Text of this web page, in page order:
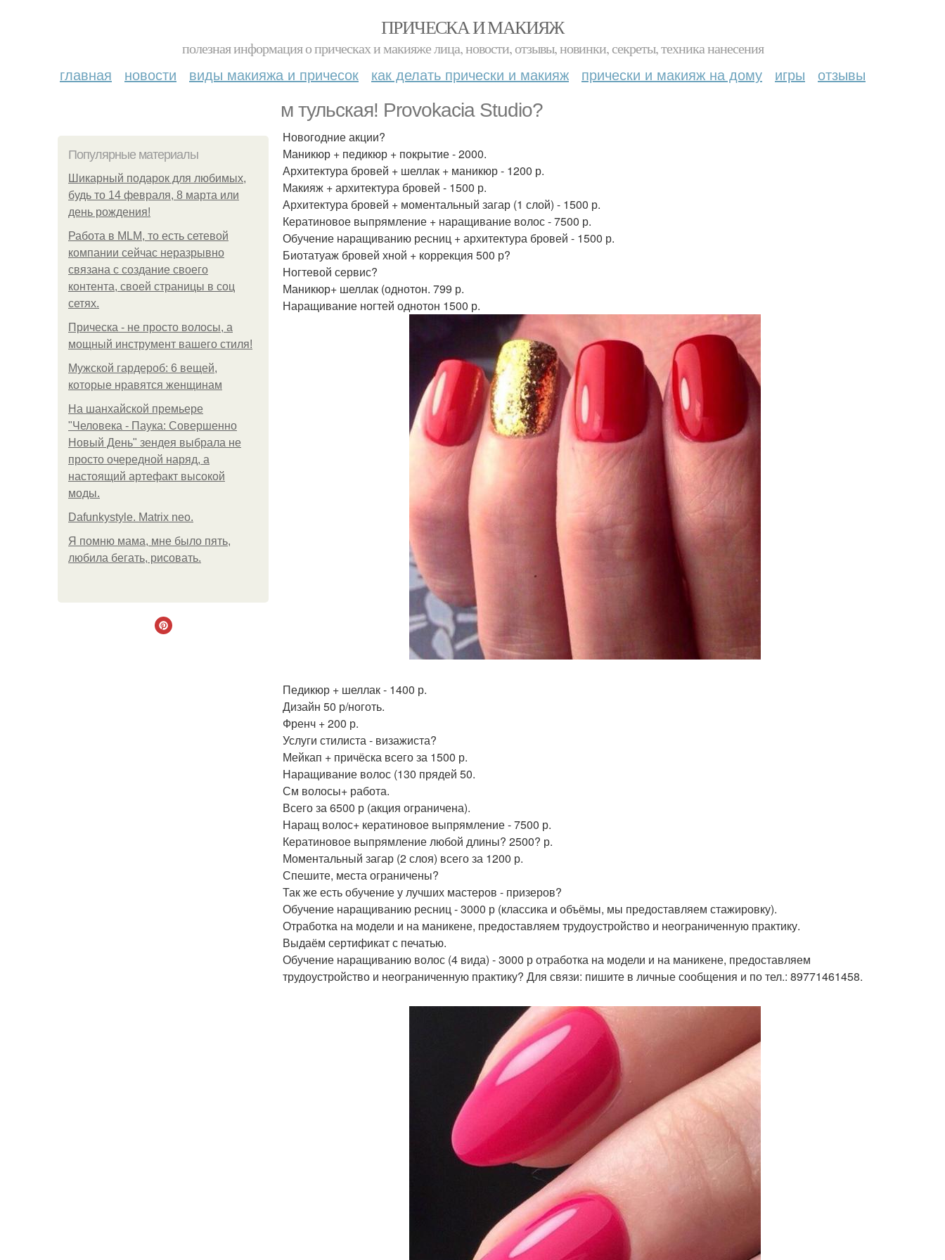
ПРИЧЕСКА И МАКИЯЖ
полезная информация о прическах и макияже лица, новости, отзывы, новинки, секреты, техника нанесения
главная новости виды макияжа и причесок как делать прически и макияж прически и макияж на дому игры отзывы
м тульская! Provokacia Studio?
Популярные материалы
Шикарный подарок для любимых,
будь то 14 февраля, 8 марта или
день рождения!
Работа в MLM, то есть сетевой
компании сейчас неразрывно
связана с создание своего
контента, своей страницы в соц
сетях.
Прическа - не просто волосы, а
мощный инструмент вашего стиля!
Мужской гардероб: 6 вещей,
которые нравятся женщинам
На шанхайской премьере
"Человека - Паука: Совершенно
Новый День" зендея выбрала не
просто очередной наряд, а
настоящий артефакт высокой
моды.
Dafunkystyle. Matrix neo.
Я помню мама, мне было пять,
любила бегать, рисовать.
Новогодние акции?
Маникюр + педикюр + покрытие - 2000.
Архитектура бровей + шеллак + маникюр - 1200 р.
Макияж + архитектура бровей - 1500 р.
Архитектура бровей + моментальный загар (1 слой) - 1500 р.
Кератиновое выпрямление + наращивание волос - 7500 р.
Обучение наращиванию ресниц + архитектура бровей - 1500 р.
Биотатуаж бровей хной + коррекция 500 р?
Ногтевой сервис?
Маникюр+ шеллак (однотон. 799 р.
Наращивание ногтей однотон 1500 р.
Педикюр + шеллак - 1400 р.
Дизайн 50 р/ноготь.
Френч + 200 р.
Услуги стилиста - визажиста?
Мейкап + причёска всего за 1500 р.
Наращивание волос (130 прядей 50.
См волосы+ работа.
Всего за 6500 р (акция ограничена).
Наращ волос+ кератиновое выпрямление - 7500 р.
Кератиновое выпрямление любой длины? 2500? р.
Моментальный загар (2 слоя) всего за 1200 р.
Спешите, места ограничены?
Так же есть обучение у лучших мастеров - призеров?
Обучение наращиванию ресниц - 3000 р (классика и объёмы, мы предоставляем стажировку).
Отработка на модели и на маникене, предоставляем трудоустройство и неограниченную практику.
Выдаём сертификат с печатью.
Обучение наращиванию волос (4 вида) - 3000 р отработка на модели и на маникене, предоставляем
трудоустройство и неограниченную практику? Для связи: пишите в личные сообщения и по тел.: 89771461458.